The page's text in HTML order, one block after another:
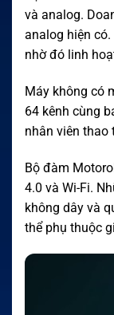
và analog.
analog hiện
nhờ đó linh
Máy không có
64 kênh cùng
nhân viên thao
Bộ đàm
4.0 và Wi-Fi.
không dây và
thể phụ thuộc